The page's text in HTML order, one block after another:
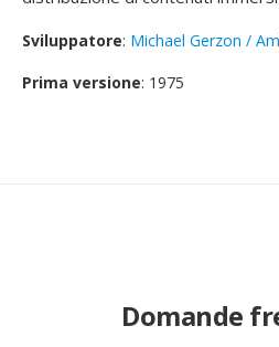
Sviluppatore: Michael Gerzon /
Prima versione: 1975
Domande